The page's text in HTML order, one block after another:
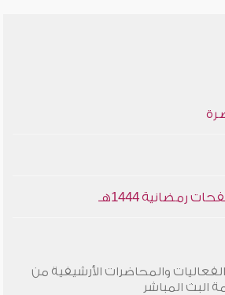
رمضانية 1444هـ
والمحاضرات الأرشيفية من
البث المباشر